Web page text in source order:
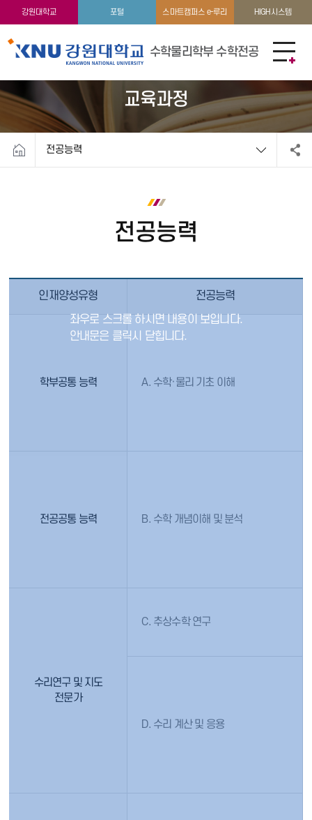
강원대학교 포털 스마트캠퍼스 e-루리 HIGH시스템
수학물리학부 수학전공
교수소개 학생활동
교육과정
전공능력
전공능력
인재양성유형 전공능력
학부공통 능력 A. 수학·물리 기초 이해
전공공통 능력 B. 수학 개념이해 및 분석
수리연구 및 지도
전문가
C. 추상수학 연구
D. 수리 계산 및 응용